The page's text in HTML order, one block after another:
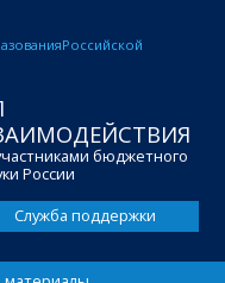
Российской
бюджетного
России
Служба поддержки